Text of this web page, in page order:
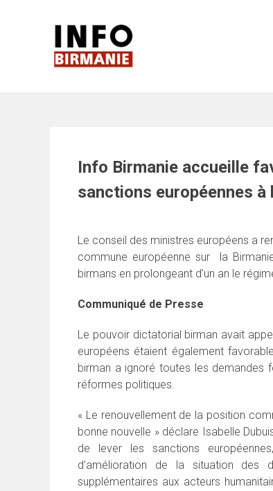
Info Birmanie accueille
sanctions européennes à
Le conseil des ministres européens a
commune européenne sur la
birmans en prolongeant d’un an le
Communiqué de Presse
Le pouvoir dictatorial birman avait
européens étaient également
birman a ignoré toutes les demandes
réformes politiques.
« Le renouvellement de la position
bonne nouvelle » déclare Isabelle
de lever les sanctions
d’amélioration de la situation des
supplémentaires aux acteurs